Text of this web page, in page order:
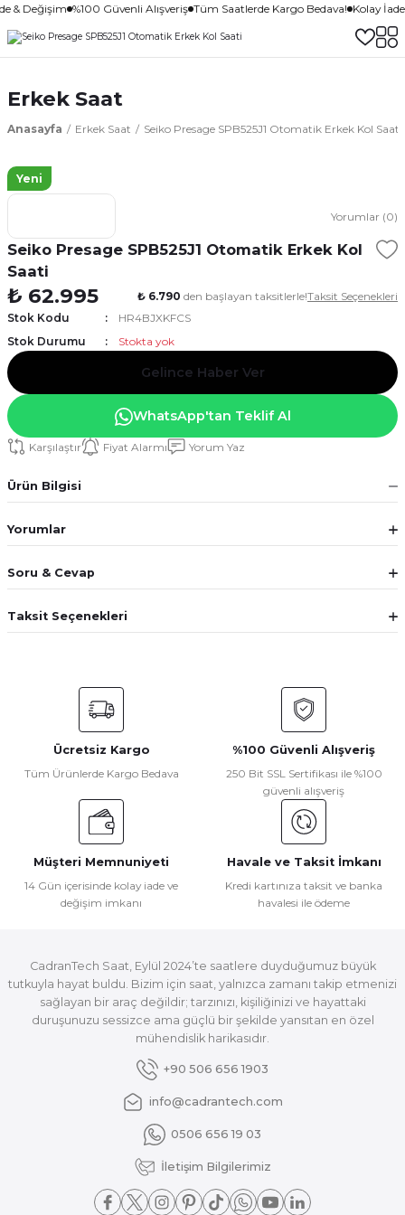
& Değişim %100 Güvenli Alışveriş Tüm Saatlerde Kargo Bedava! Kolay
Erkek Saat
Anasayfa Erkek Saat Seiko Presage SPB525J1 Otomatik Erkek Kol Saati
Yeni
Yorumlar (0)
Seiko Presage SPB525J1 Otomatik Erkek Kol
Saati
₺ 62.995 ₺ 6.790 den başlayan taksitlerle!Taksit Seçenekleri
Stok Kodu
HR4BJXKFCS
Stok Durumu
Stokta yok
Gelince Haber Ver
WhatsApp'tan Teklif Al
Karşılaştır Fiyat Alarmı Yorum Yaz
Ürün Bilgisi
Yorumlar
Soru & Cevap
Taksit Seçenekleri
Ücretsiz Kargo
Tüm Ürünlerde Kargo Bedava
%100 Güvenli Alışveriş
250 Bit SSL Sertifikası ile %100
güvenli alışveriş
Müşteri Memnuniyeti
14 Gün içerisinde kolay iade ve
değişim imkanı
Havale ve Taksit İmkanı
Kredi kartınıza taksit ve banka
havalesi ile ödeme
CadranTech Saat, Eylül 2024’te saatlere duyduğumuz büyük
tutkuyla hayat buldu. Bizim için saat, yalnızca zamanı takip etmenizi
sağlayan bir araç değildir; tarzınızı, kişiliğinizi ve hayattaki
duruşunuzu sessizce ama güçlü bir şekilde yansıtan en özel
mühendislik harikasıdır.
+90 506 656 1903
info@cadrantech.com
0506 656 19 03
İletişim Bilgilerimiz